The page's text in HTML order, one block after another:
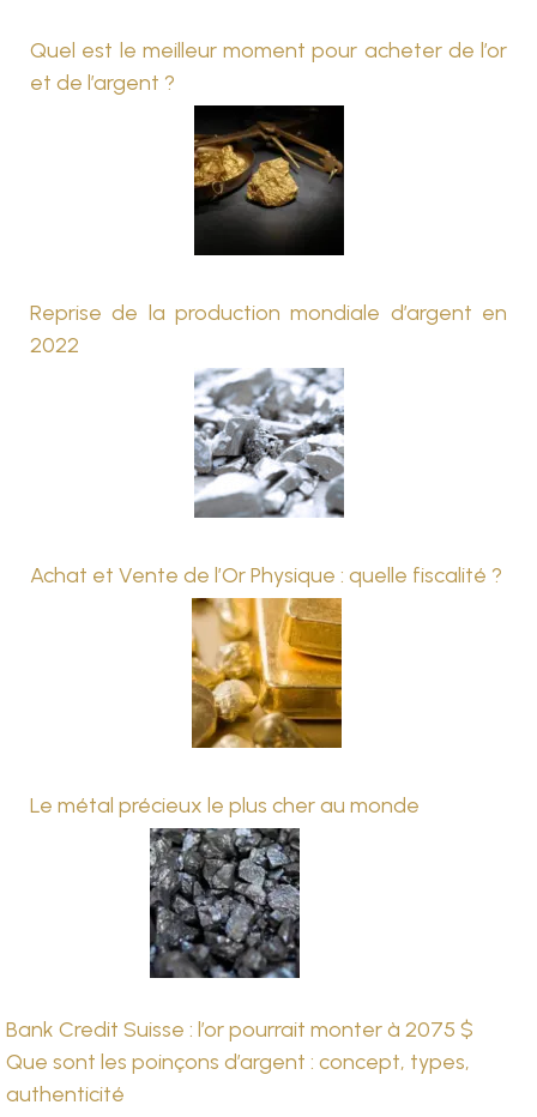
Quel est le meilleur moment pour acheter de l’or
et de l’argent ?
Reprise de la production mondiale d’argent en
2022
Achat et Vente de l’Or Physique : quelle fiscalité ?
Le métal précieux le plus cher au monde
Navigation
de
Bank Credit Suisse : l’or pourrait monter à 2075 $
Que sont les poinçons d’argent : concept, types,
authenticité